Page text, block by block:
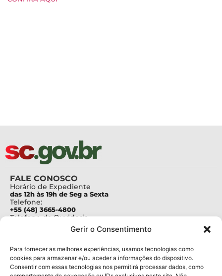
Gerir o Consentimento
Para fornecer as melhores experiências, usamos tecnologias como
cookies para armazenar e/ou aceder a informações do dispositivo.
Consentir com essas tecnologias nos permitirá processar dados, como
FALE CONOSCO
Horário de Expediente
das 12h às 19h de Seg a Sexta
Telefone:
+55 (48) 3665-4800
Telefone da Ouvidoria
Para assuntos relacionados à Pesquisa
pesquisa@fapesc.sc.gov.br
Para assuntos relacionados à Inovação
inovacao@fapesc.sc.gov.br